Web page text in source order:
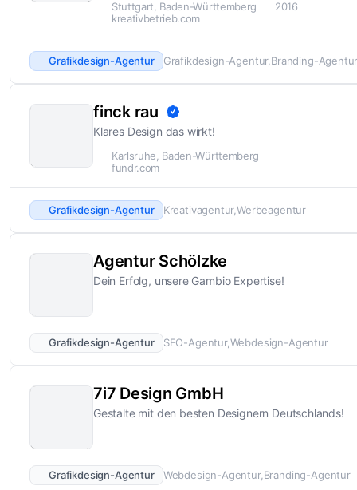
Stuttgart, Baden-Württemberg
2016
kreativbetrieb.com
Grafikdesign-Agentur Grafikdesign-Agentur Branding-Agentur
finck rau
Klares Design das wirkt!
Karlsruhe, Baden-Württemberg
fundr.com
Grafikdesign-Agentur Kreativagentur Werbeagentur
Agentur Schölzke
Dein Erfolg, unsere Gambio Expertise!
Grafikdesign-Agentur SEO-Agentur Webdesign-Agentur
7i7 Design GmbH
Gestalte mit den besten Designern Deutschlands!
Grafikdesign-Agentur Webdesign-Agentur Branding-Agentur